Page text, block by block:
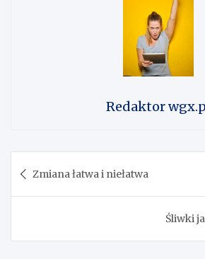
Redaktor
wpisu
Zmiana łatwa i niełatwa
Śliwki